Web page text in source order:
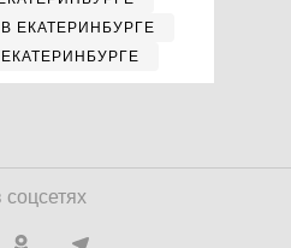
ЕКАТЕРИНБУРГЕ